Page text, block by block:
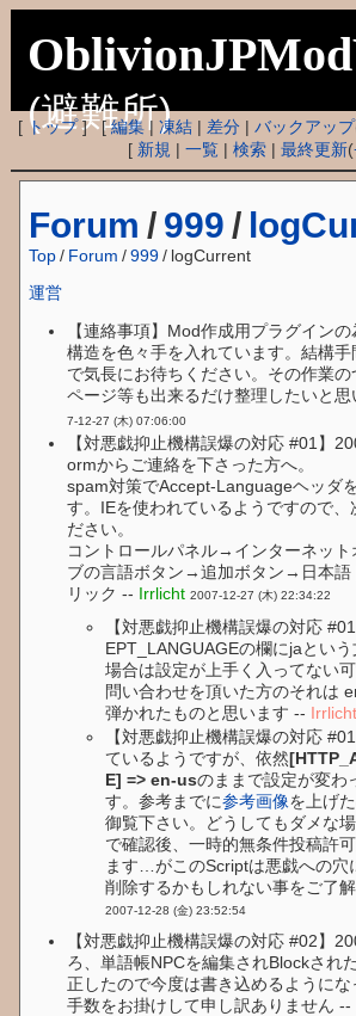
(避難所)
[ トップ] [編集|凍結 | 差分 |バックアップ
[ 新規 |一覧 |検索 |最終更新(
Forum / 999 /
Top / Forum /999/ logCurrent
運営
【連絡事項】Mod作成用プラグイン
構造を色々手を入れています。結構
で気長にお待ちください。その作業
ページ等も出来るだけ整理したいと思
7-12-27 (木) 07:06:00
【対悪戯抑止機構誤爆の対応 #01】
ormからご連絡を下さった方へ。
spam対策でAccept-Languageヘッダ
す。IEを使われているようですので、
ださい。
コントロールパネル→インターネッ
ブの言語ボタン→追加ボタン→日本語
リック -- Irrlicht2007-12-27 (木) 22:34:22
【対悪戯抑止機構誤爆の対応 #01
EPT_LANGUAGEの欄にjaとい
場合は設定が上手く入ってない
問い合わせを頂いた方のそれは
弾かれたものと思います -- Irrlicht
【対悪戯抑止機構誤爆の対応
ているようですが、依然
E] => en-usのままで設定が変わ
す。参考までに参考画像を上げ
御覧下さい。どうしてもダメな
で確認後、一時的無条件投稿許
ます…がこのScriptは悪戯への穴
削除するかもしれない事をご了
2007-12-28 (金) 23:52:54
【対悪戯抑止機構誤爆の対応 #02】
ろ、単語帳NPCを編集されBlockされ
正したので今度は書き込めるように
手数をお掛けして申し訳ありません --